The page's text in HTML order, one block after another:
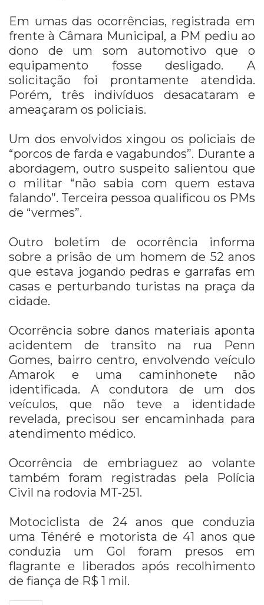
Em umas das ocorrências, registrada em
frente à Câmara Municipal, a PM pediu ao
dono de um som automotivo que o
equipamento fosse desligado. A
solicitação foi prontamente atendida.
Porém, três indivíduos desacataram e
ameaçaram os policiais.
Um dos envolvidos xingou os policiais de
“porcos de farda e vagabundos”. Durante a
abordagem, outro suspeito salientou que
o militar “não sabia com quem estava
falando”. Terceira pessoa qualificou os PMs
de “vermes”.
Outro boletim de ocorrência informa
sobre a prisão de um homem de 52 anos
que estava jogando pedras e garrafas em
casas e perturbando turistas na praça da
cidade.
Ocorrência sobre danos materiais aponta
acidentem de transito na rua Penn
Gomes, bairro centro, envolvendo veículo
Amarok e uma caminhonete não
identificada. A condutora de um dos
veículos, que não teve a identidade
revelada, precisou ser encaminhada para
atendimento médico.
Ocorrência de embriaguez ao volante
também foram registradas pela Polícia
Civil na rodovia MT-251.
Motociclista de 24 anos que conduzia
uma Ténéré e motorista de 41 anos que
conduzia um Gol foram presos em
flagrante e liberados após recolhimento
de fiança de R$ 1 mil.